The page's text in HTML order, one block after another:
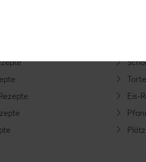
Eis-